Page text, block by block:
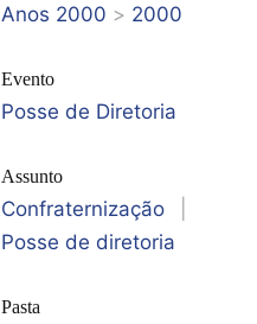
Anos 2000 > 2000
Evento
Posse de Diretoria
Assunto
Confraternização
Posse de diretoria
Pasta